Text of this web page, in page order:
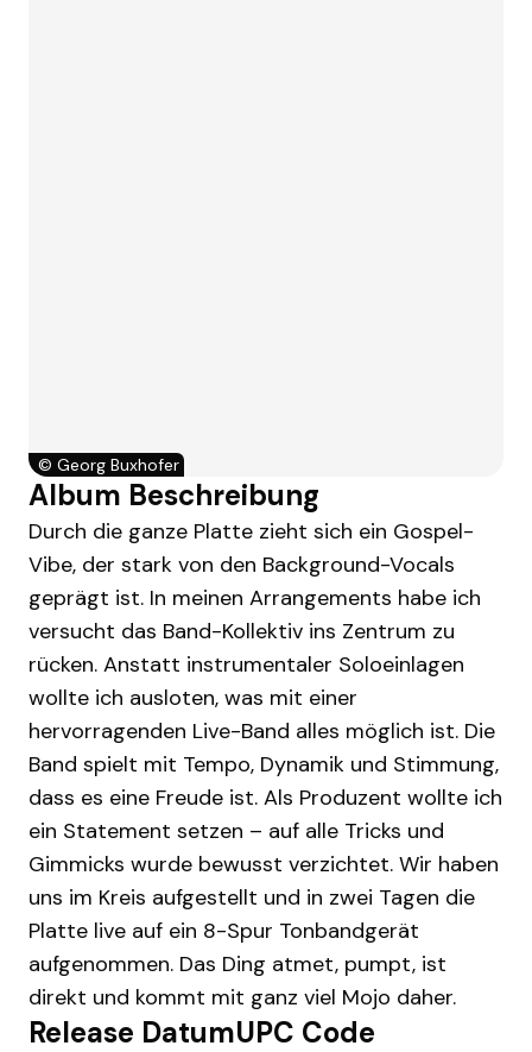
© Georg Buxhofer
Album Beschreibung
Durch die ganze Platte zieht sich ein Gospel-
Vibe, der stark von den Background-Vocals
geprägt ist. In meinen Arrangements habe ich
versucht das Band-Kollektiv ins Zentrum zu
rücken. Anstatt instrumentaler Soloeinlagen
wollte ich ausloten, was mit einer
hervorragenden Live-Band alles möglich ist. Die
Band spielt mit Tempo, Dynamik und Stimmung,
dass es eine Freude ist. Als Produzent wollte ich
ein Statement setzen – auf alle Tricks und
Gimmicks wurde bewusst verzichtet. Wir haben
uns im Kreis aufgestellt und in zwei Tagen die
Platte live auf ein 8-Spur Tonbandgerät
aufgenommen. Das Ding atmet, pumpt, ist
direkt und kommt mit ganz viel Mojo daher.
Release DatumUPC Code